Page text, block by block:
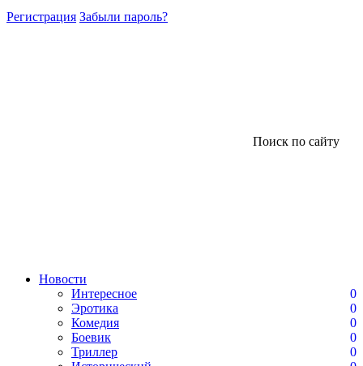
Регистрация Забыли пароль?
Поиск по сайту
Новости
Интересное
0
Эротика
0
Комедия
0
Боевик
0
Триллер
0